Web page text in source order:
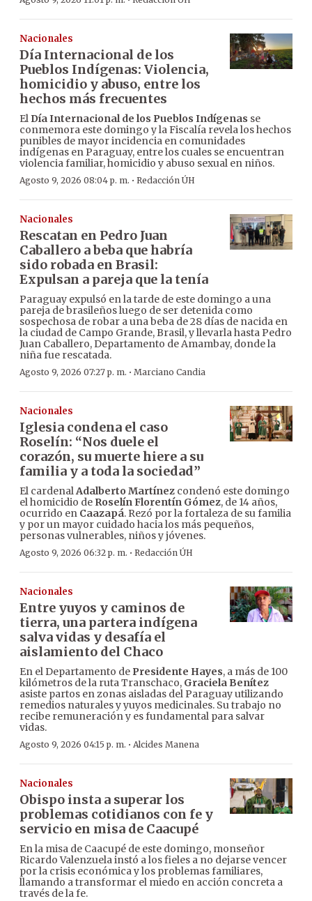
Nacionales
Día Internacional de los
Pueblos Indígenas: Violencia,
homicidio y abuso, entre los
hechos más frecuentes
El Día Internacional de los Pueblos Indígenas se
conmemora este domingo y la Fiscalía revela los hechos
punibles de mayor incidencia en comunidades
indígenas en Paraguay, entre los cuales se encuentran
violencia familiar, homicidio y abuso sexual en niños.
Agosto 9, 2026 08:04 p. m. · Redacción ÚH
Nacionales
Rescatan en Pedro Juan
Caballero a beba que habría
sido robada en Brasil:
Expulsan a pareja que la tenía
Paraguay expulsó en la tarde de este domingo a una
pareja de brasileños luego de ser detenida como
sospechosa de robar a una beba de 28 días de nacida en
la ciudad de Campo Grande, Brasil, y llevarla hasta Pedro
Juan Caballero, Departamento de Amambay, donde la
niña fue rescatada.
Agosto 9, 2026 07:27 p. m. · Marciano Candia
Nacionales
Iglesia condena el caso
Roselín: “Nos duele el
corazón, su muerte hiere a su
familia y a toda la sociedad”
El cardenalAdalberto Martínez condenó este domingo
el homicidio de Roselín Florentín Gómez, de 14 años,
ocurrido en Caazapá. Rezó por la fortaleza de su familia
y por un mayor cuidado hacia los más pequeños,
personas vulnerables, niños y jóvenes.
Agosto 9, 2026 06:32 p. m. · Redacción ÚH
Nacionales
Entre yuyos y caminos de
tierra, una partera indígena
salva vidas y desafía el
aislamiento del Chaco
En el Departamento de Presidente Hayes, a más de 100
kilómetros de la ruta Transchaco, Graciela Benítez
asiste partos en zonas aisladas del Paraguay utilizando
remedios naturales y yuyos medicinales. Su trabajo no
recibe remuneración y es fundamental para salvar
vidas.
Agosto 9, 2026 04:15 p. m. · Alcides Manena
Nacionales
Obispo insta a superar los
problemas cotidianos con fe y
servicio en misa de Caacupé
En la misa de Caacupé de este domingo, monseñor
Ricardo Valenzuela instó a los fieles a no dejarse vencer
por la crisis económica y los problemas familiares,
llamando a transformar el miedo en acción concreta a
través de la fe.